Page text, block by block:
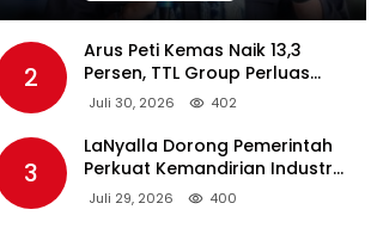
2
Arus Peti Kemas Naik 13,3
Persen, TTL Group Perluas
Konektivitas Maritim Global
Juli 30, 2026 402
3
LaNyalla Dorong Pemerintah
Perkuat Kemandirian Industri
Pertahanan Maritim Lewat PT
Juli 29, 2026 400